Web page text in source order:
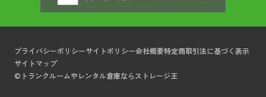
満室
北区今6丁目トランクルーム
プライバシーポリシーサイトポリシー会社概要特定商取引法に基づく表示
サイトマップ
©トランクルームやレンタル倉庫ならストレージ王